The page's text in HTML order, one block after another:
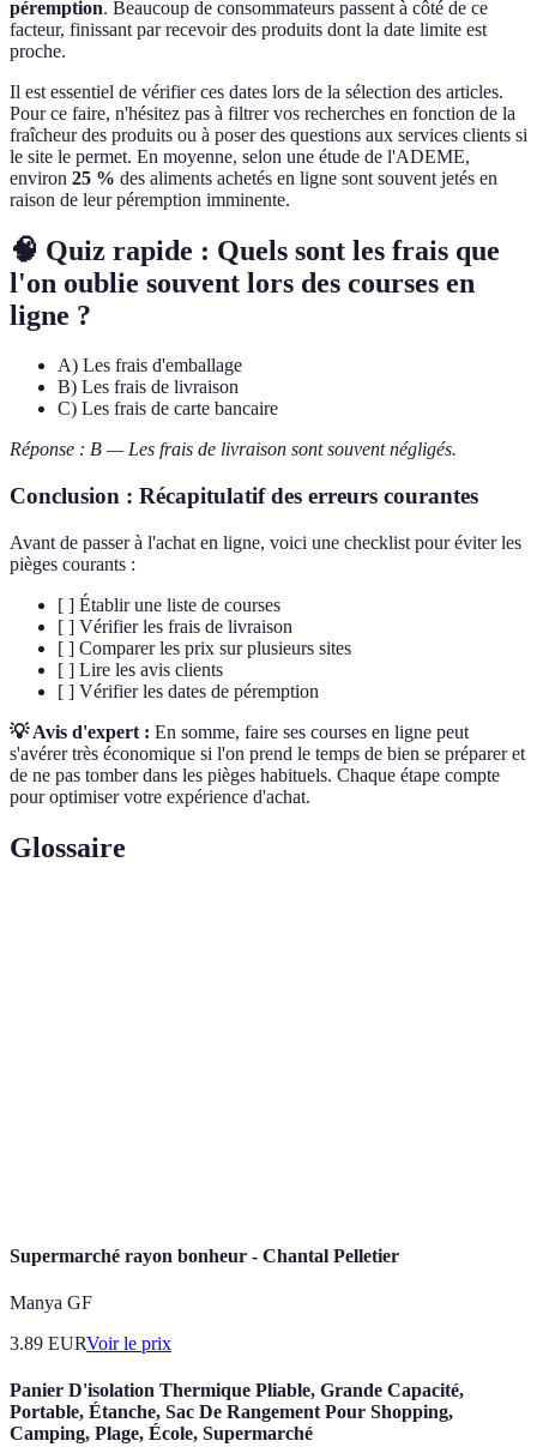
péremption. Beaucoup de consommateurs passent à côté de ce
facteur, finissant par recevoir des produits dont la date limite est
proche.
Il est essentiel de vérifier ces dates lors de la sélection des articles.
Pour ce faire, n'hésitez pas à filtrer vos recherches en fonction de la
fraîcheur des produits ou à poser des questions aux services clients si
le site le permet. En moyenne, selon une étude de l'ADEME,
environ 25 % des aliments achetés en ligne sont souvent jetés en
raison de leur péremption imminente.
🧠 Quiz rapide : Quels sont les frais que
l'on oublie souvent lors des courses en
ligne ?
A) Les frais d'emballage
B) Les frais de livraison
C) Les frais de carte bancaire
Réponse : B — Les frais de livraison sont souvent négligés.
Conclusion : Récapitulatif des erreurs courantes
Avant de passer à l'achat en ligne, voici une checklist pour éviter les
pièges courants :
[ ] Établir une liste de courses
[ ] Vérifier les frais de livraison
[ ] Comparer les prix sur plusieurs sites
[ ] Lire les avis clients
[ ] Vérifier les dates de péremption
💡 Avis d'expert : En somme, faire ses courses en ligne peut
s'avérer très économique si l'on prend le temps de bien se préparer et
de ne pas tomber dans les pièges habituels. Chaque étape compte
pour optimiser votre expérience d'achat.
Glossaire
Supermarché rayon bonheur - Chantal Pelletier
Manya GF
3.89 EURVoir le prix
Panier D'isolation Thermique Pliable, Grande Capacité,
Portable, Étanche, Sac De Rangement Pour Shopping,
Camping, Plage, École, Supermarché